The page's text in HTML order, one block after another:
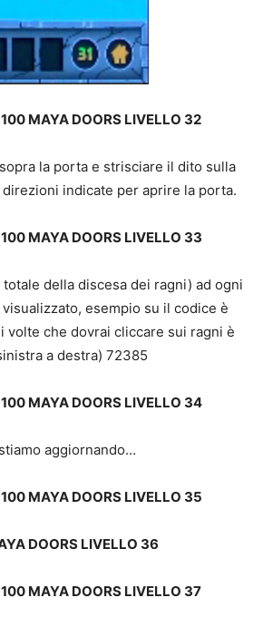
MAYA DOORS LIVELLO 32
la porta e strisciare il dito sulla
indicate per aprire la porta.
MAYA DOORS LIVELLO 33
della discesa dei ragni) ad ogni
esempio su il codice è
volte che dovrai cliccare sui ragni è
a destra) 72385
MAYA DOORS LIVELLO 34
aggiornando…
MAYA DOORS LIVELLO 35
DOORS LIVELLO 36
MAYA DOORS LIVELLO 37